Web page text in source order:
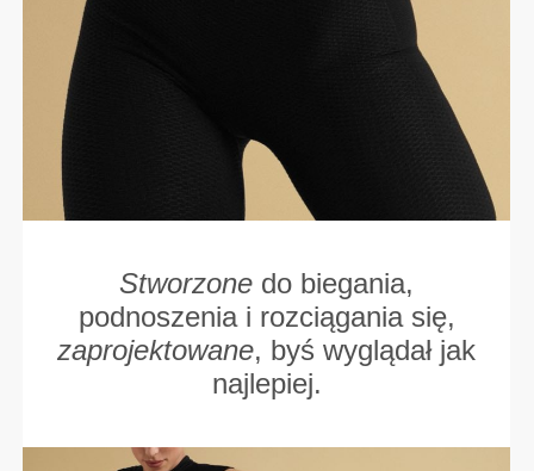
Stworzone do biegania,
podnoszenia i rozciągania się,
zaprojektowane, byś wyglądał jak
najlepiej.